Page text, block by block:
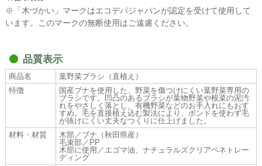
※「木づかい」マークはエコデパジャパンが認定を受けて使用して
います。このマークの無断使用はご遠慮ください。
品質表示
商品名
葉野菜ブラシ（直植え）
特徴
国産ブナを使用した、野菜を傷つけにくい葉野菜専用の
ブラシです。凹凸のあるブラシが葉物野菜や根菜の泥汚
れをやさしく落とし、有機野菜などのお手入れにもおす
すめ。毛を直接植え込む製法により、ボンドを使わず毛
が抜けにくい丈夫なつくりに仕上げました。
材料・材質
木部／ブナ（秋田県産）
毛束部／PP
木部に使用／エゴマ油、ナチュラルズクリアペネトレー
ディング